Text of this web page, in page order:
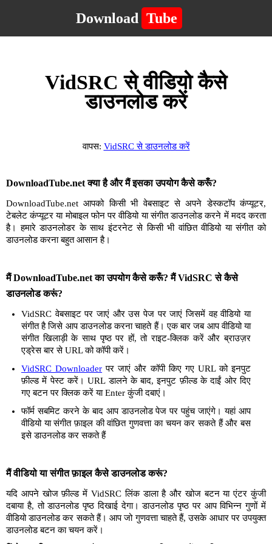
Download Tube
VidSRC से वीडियो कैसे
डाउनलोड करें
वापस: VidSRC से डाउनलोड करें
DownloadTube.net क्या है और मैं इसका उपयोग कैसे करूँ?
DownloadTube.net आपको किसी भी वेबसाइट से अपने डेस्कटॉप कंप्यूटर,
टेबलेट कंप्यूटर या मोबाइल फोन पर वीडियो या संगीत डाउनलोड करने में मदद करता
है। हमारे डाउनलोडर के साथ इंटरनेट से किसी भी वांछित वीडियो या संगीत को
डाउनलोड करना बहुत आसान है।
मैं DownloadTube.net का उपयोग कैसे करूँ? मैं VidSRC से कैसे
डाउनलोड करूं?
VidSRC वेबसाइट पर जाएं और उस पेज पर जाएं जिसमें वह वीडियो या
संगीत है जिसे आप डाउनलोड करना चाहते हैं। एक बार जब आप वीडियो या
संगीत खिलाड़ी के साथ पृष्ठ पर हों, तो राइट-क्लिक करें और ब्राउज़र
एड्रेस बार से URL को कॉपी करें।
VidSRC Downloader पर जाएं और कॉपी किए गए URL को इनपुट
फ़ील्ड में पेस्ट करें। URL डालने के बाद, इनपुट फ़ील्ड के दाईं ओर दिए
गए बटन पर क्लिक करें या Enter कुंजी दबाएं।
फॉर्म सबमिट करने के बाद आप डाउनलोड पेज पर पहुंच जाएंगे। यहां आप
वीडियो या संगीत फ़ाइल की वांछित गुणवत्ता का चयन कर सकते हैं और बस
इसे डाउनलोड कर सकते हैं
मैं वीडियो या संगीत फ़ाइल कैसे डाउनलोड करूं?
यदि आपने खोज फ़ील्ड में VidSRC लिंक डाला है और खोज बटन या एंटर कुंजी
दबाया है, तो डाउनलोड पृष्ठ दिखाई देगा। डाउनलोड पृष्ठ पर आप विभिन्न गुणों में
वीडियो डाउनलोड कर सकते हैं। आप जो गुणवत्ता चाहते हैं, उसके आधार पर उपयुक्त
डाउनलोड बटन का चयन करें।